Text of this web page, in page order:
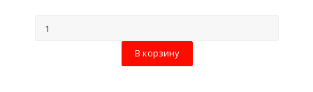
В корзину